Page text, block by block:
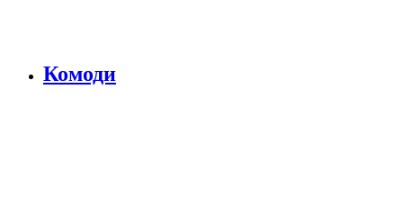
Комоди